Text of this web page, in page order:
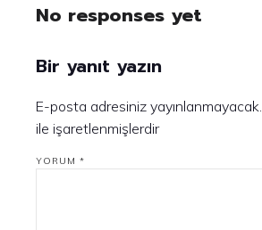
No responses yet
Bir yanıt yazın
E-posta adresiniz yayınlanmayacak.
ile işaretlenmişlerdir
YORUM *